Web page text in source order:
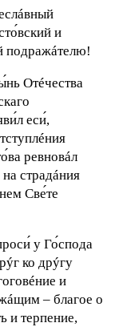
и
подражáтелю!
Отéчества
еси́,
ревновáл
страдáния
Све́те
у Го́спода
ко дрýгу
и
– благое о
и терпение,